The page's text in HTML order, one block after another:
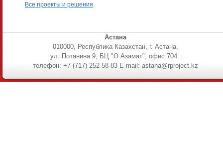
Все проекты и решения
Астана
010000, Республика Казахстан, г. Астана,
ул. Потанина 9, БЦ "О Азамат", офис 704 .
телефон: +7 (717) 252-58-83 E-mail: astana@rproject.kz